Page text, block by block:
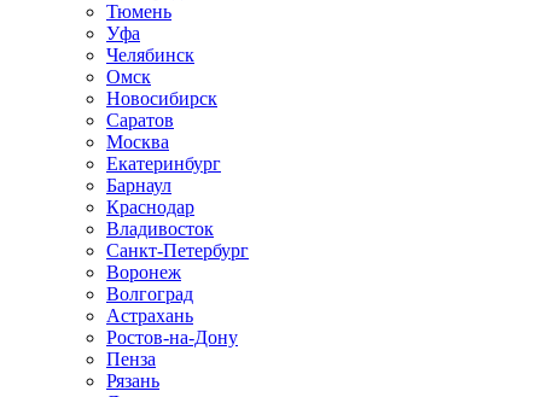
Тюмень
Уфа
Челябинск
Омск
Новосибирск
Саратов
Москва
Екатеринбург
Барнаул
Краснодар
Владивосток
Санкт-Петербург
Воронеж
Волгоград
Астрахань
Ростов-на-Дону
Пенза
Рязань